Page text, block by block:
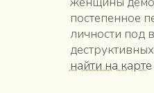
постепенное
личности под
найти на карте